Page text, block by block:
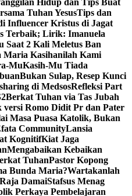
Hidup dan Tips Buat
Tuhan YesusTips dan
Influencer Kristus di Jagat
Terbaik; Lirik: Imanuela
Saat 2 Kali Meletus Ban
Maria Kasihanilah Kami
MuKasih-Mu Tiada
Bukan Sulap, Resep Kunci
di MedsosRefleksi Part
Berkat Tuhan via Tas Jubah
versi Romo Didit Pr dan Pater
Masa Puasa Katolik, Bukan
CommunityLansia
KognitifKiat Jaga
Mengabaikan Kebaikan
TuhanPastor Kopong
Bunda Maria?Wartakanlah
DamaiStafsus Menag
Perkaya Pembelajaran